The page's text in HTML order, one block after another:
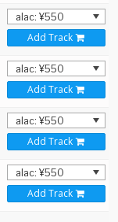
Add Track
Add Track
Add Track
Add Track